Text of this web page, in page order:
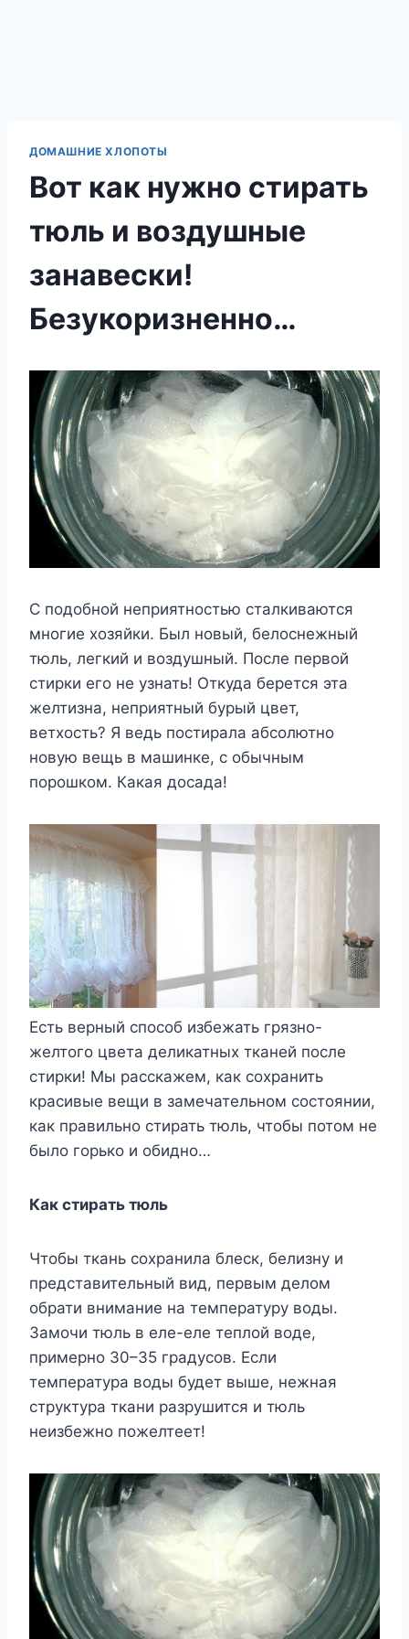
ДОМАШНИЕ ХЛОПОТЫ
Вот как нужно стирать
тюль и воздушные
занавески!
Безукоризненно…
С подобной неприятностью сталкиваются
многие хозяйки. Был новый, белоснежный
тюль, легкий и воздушный. После первой
стирки его не узнать! Откуда берется эта
желтизна, неприятный бурый цвет,
ветхость? Я ведь постирала абсолютно
новую вещь в машинке, с обычным
порошком. Какая досада!
Есть верный способ избежать грязно-
желтого цвета деликатных тканей после
стирки! Мы расскажем, как сохранить
красивые вещи в замечательном состоянии,
как правильно стирать тюль, чтобы потом не
было горько и обидно…
Как стирать тюль
Чтобы ткань сохранила блеск, белизну и
представительный вид, первым делом
обрати внимание на температуру воды.
Замочи тюль в еле-еле теплой воде,
примерно 30–35 градусов. Если
температура воды будет выше, нежная
структура ткани разрушится и тюль
неизбежно пожелтеет!